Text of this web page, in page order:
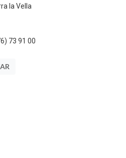
la Vella
73 91 00